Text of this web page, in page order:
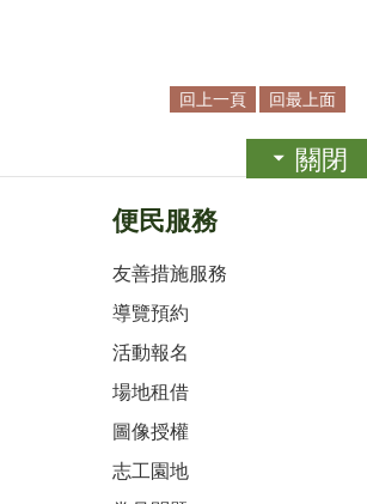
回上一頁 回最上面
關閉
便民服務
友善措施服務
導覽預約
活動報名
場地租借
圖像授權
志工園地